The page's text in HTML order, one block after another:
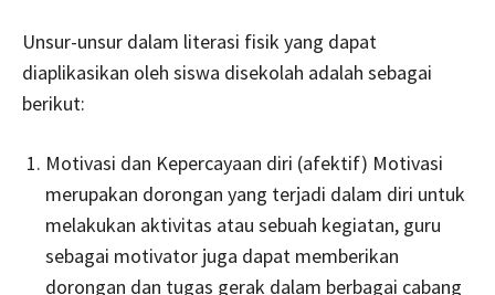
Unsur-unsur dalam literasi fisik yang dapat
diaplikasikan oleh siswa disekolah adalah sebagai
berikut:
Motivasi dan Kepercayaan diri (afektif) Motivasi
merupakan dorongan yang terjadi dalam diri untuk
melakukan aktivitas atau sebuah kegiatan, guru
sebagai motivator juga dapat memberikan
dorongan dan tugas gerak dalam berbagai cabang